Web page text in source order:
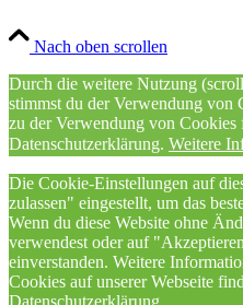
Nach oben scrollen
Durch die weitere Nutzung
stimmst du der Verwendung von
zu der Verwendung von Cookies
Datenschutzerklärung. Weitere
Die Cookie-Einstellungen auf
zulassen" eingestellt, um das
Wenn du diese Website ohne
verwendest oder auf
einverstanden. Weitere
Cookies auf unserer Webseite
Datenschutzerklärung.